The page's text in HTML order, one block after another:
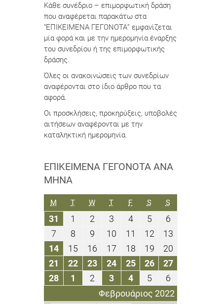
Κάθε συνέδριο – επιμορφωτική δράση
που αναφέρεται παρακάτω στα
“ΕΠΙΚΕΙΜΕΝΑ ΓΕΓΟΝΟΤΑ” εμφανίζεται
μία φορά και με την ημερομηνία έναρξης
του συνεδρίου ή της επιμορφωτικής
δράσης.
Όλες οι ανακοινώσεις των συνεδρίων
αναφέρονται στο ίδιο άρθρο που τα
αφορά.
Οι προσκλήσεις, προκηρύξεις, υποβολές
αιτήσεων αναφέρονται με την
καταληκτική ημερομηνία.
ΕΠΙΚΕΊΜΕΝΑ ΓΕΓΟΝΌΤΑ ΑΝΆ
ΜΉΝΑ
Φεβρουάριος 2022
M ΔΕΥΤΈΡΑ
TΤΡΊΤΗ
WΤΕΤΆΡΤΗ
TΠΈΜΠΤΗ
FΠΑΡΑΣΚΕΥΉ
SΣΆΒΒΑΤΟ
SΚΥΡΙΑΚΉ
31
Ιανουαρίου
2022
1
Φεβρουαρίου
2022
2
Φεβρουαρίου
2022
3
Φεβρουαρίου
2022
44
Φεβρουαρίου
2022
55
Φεβρουαρίου
2022
66
2022
7
Φεβρουαρίου
2022
8
Φεβρουαρίου
2022
9
Φεβρουαρίου
2022
10
Φεβρουαρίου
2022
11
Φεβρουαρίου
2022
1212
Φεβρουαρίου
2022
1313
2022
1414
Φεβρουαρίου
2022
1515
Φεβρουαρίου
2022
16
Φεβρουαρίου
2022
17
Φεβρουαρίου
2022
1818
Φεβρουαρίου
2022
1919
Φεβρουαρίου
2022
2020
2022
21
Φεβρουαρίου
2022
2222
Φεβρουαρίου
2022
2323
Φεβρουαρίου
2022
2424
Φεβρουαρίου
2022
2525
Φεβρουαρίου
2022
2626
Φεβρουαρίου
2022
2727
2022
2828
Φεβρουαρίου
1
Μαρτίου
2
Μαρτίου
2022
33
Μαρτίου
2022
44
Μαρτίου
2022
55
Μαρτίου
2022
66
Μαρτίου
2022